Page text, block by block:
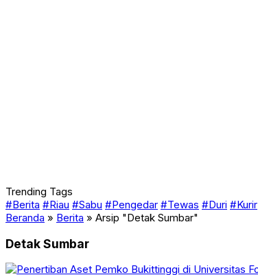
Trending Tags
#Berita #Riau #Sabu #Pengedar #Tewas #Duri #Kurir
Beranda » Berita » Arsip "Detak Sumbar"
Detak Sumbar